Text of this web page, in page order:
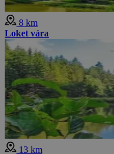
8 km
Loket vára
13 km